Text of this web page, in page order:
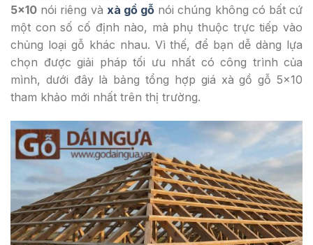
5×10 nói riêng và xà gồ gỗ nói chúng không có bất cứ
một con số cố định nào, mà phụ thuộc trực tiếp vào
chủng loại gỗ khác nhau. Vì thế, để bạn dễ dàng lựa
chọn được giải pháp tối ưu nhất có công trình của
mình, dưới đây là bảng tổng hợp giá xà gồ gỗ 5×10
tham khảo mới nhất trên thị trường.